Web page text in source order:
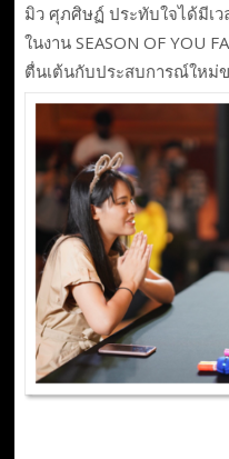
มิว ศุภศิษฏ์ ประทับใจได้มีเ
ในงาน SEASON OF YOU
ตื่นเต้นกับประสบการณ์ใหม่